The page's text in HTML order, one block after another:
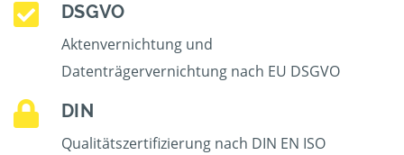
DSGVO
Aktenvernichtung und
Datenträgervernichtung nach EU DSGVO
DIN
Qualitätszertifizierung nach DIN EN ISO